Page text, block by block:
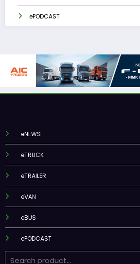
ePODCAST
eNEWS
eTRUCK
eTRAILER
eVAN
eBUS
ePODCAST